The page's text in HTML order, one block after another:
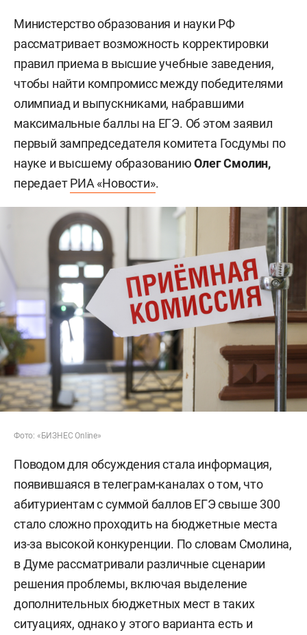
Министерство образования и науки РФ
рассматривает возможность корректировки
правил приема в высшие учебные заведения,
чтобы найти компромисс между победителями
олимпиад и выпускниками, набравшими
максимальные баллы на ЕГЭ. Об этом заявил
первый зампредседателя комитета Госдумы по
науке и высшему образованиюОлег Смолин,
передаетРИА «Новости».
Фото: «БИЗНЕС Online»
Поводом для обсуждения стала информация,
появившаяся в телеграм-каналах о том, что
абитуриентам с суммой баллов ЕГЭ свыше 300
стало сложно проходить на бюджетные места
из-за высокой конкуренции. По словам Смолина,
в Думе рассматривали различные сценарии
решения проблемы, включая выделение
дополнительных бюджетных мест в таких
ситуациях, однако у этого варианта есть и